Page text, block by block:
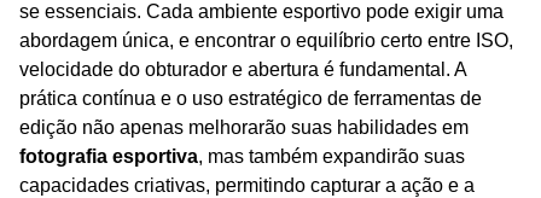
se essenciais. Cada ambiente esportivo pode exigir uma
abordagem única, e encontrar o equilíbrio certo entre ISO,
velocidade do obturador e abertura é fundamental. A
prática contínua e o uso estratégico de ferramentas de
edição não apenas melhorarão suas habilidades em
fotografia esportiva, mas também expandirão suas
capacidades criativas, permitindo capturar a ação e a